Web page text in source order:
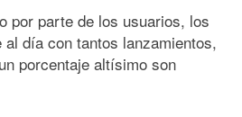
por parte de los usuarios, los
día con tantos lanzamientos,
porcentaje altísimo son